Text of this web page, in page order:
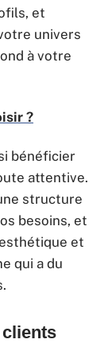
et
univers
à votre
?
bénéficier
attentive.
structure
besoins, et
et
qui a du